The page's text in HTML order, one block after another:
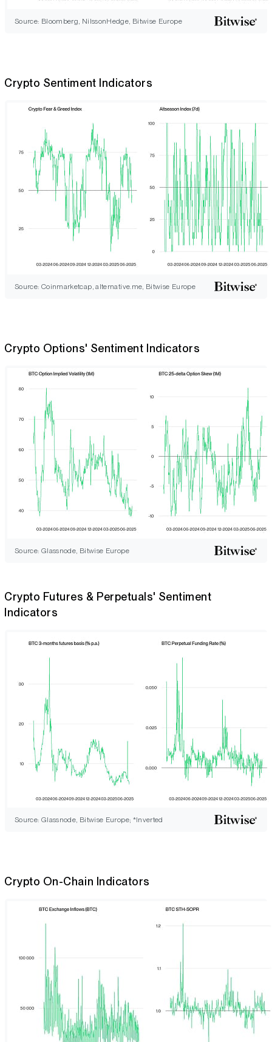
Source: Bloomberg, NilssonHedge, Bitwise Europe
Crypto Sentiment Indicators
Source: Coinmarketcap, alternative.me, Bitwise Europe
Crypto Options' Sentiment Indicators
Source: Glassnode, Bitwise Europe
Crypto Futures & Perpetuals' Sentiment
Indicators
Source: Glassnode, Bitwise Europe; *Inverted
Crypto On-Chain Indicators